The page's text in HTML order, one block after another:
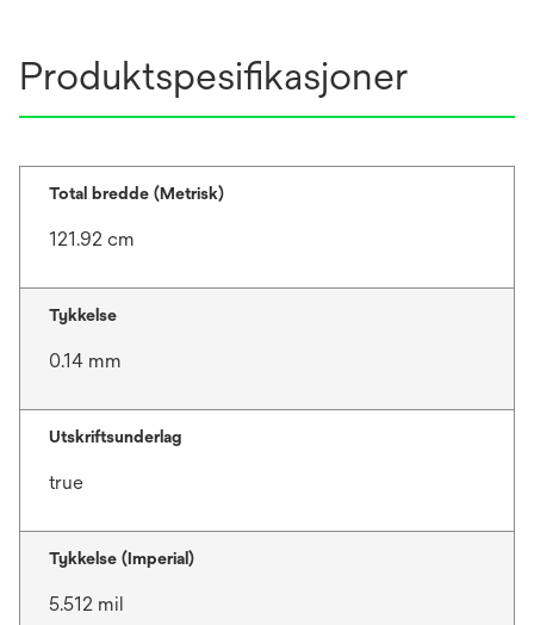
Produktspesifikasjoner
Total bredde (Metrisk)
121.92 cm
Tykkelse
0.14 mm
Utskriftsunderlag
true
Tykkelse (Imperial)
5.512 mil